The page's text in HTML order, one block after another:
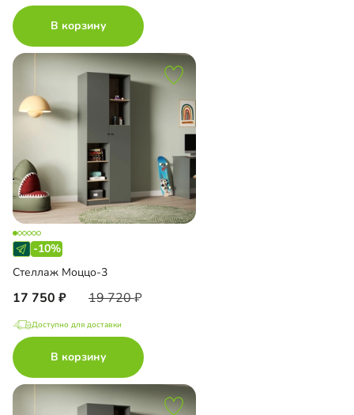
В корзину
-10%
Стеллаж Моццо-3
17 750 19 720
Доступно для доставки
В корзину